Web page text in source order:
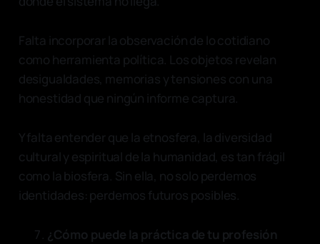
Falta incorporar la observación de lo cotidiano
como herramienta política. Los objetos revelan
desigualdades, memorias y tensiones con una
honestidad que ningún informe captura.
Y falta entender que la etnosfera, la diversidad
cultural y espiritual de la humanidad, es tan frágil
como la biosfera. Sin ella, no solo perdemos
identidades: perdemos futuros posibles.
¿Cómo puede la práctica de tu profesión